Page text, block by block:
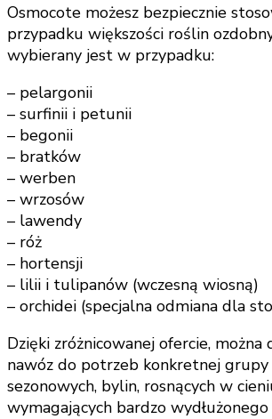
Osmocote możesz bezpiecznie
przypadku większości roślin
wybierany jest w przypadku:
– pelargonii
– surfinii i petunii
– begonii
– bratków
– werben
– wrzosów
– lawendy
– róż
– hortensji
– lilii i tulipanów (wczesną wiosną)
– orchidei (specjalna odmiana dla
Dzięki zróżnicowanej ofercie, można
nawóz do potrzeb konkretnej
sezonowych, bylin, rosnących w
wymagających bardzo